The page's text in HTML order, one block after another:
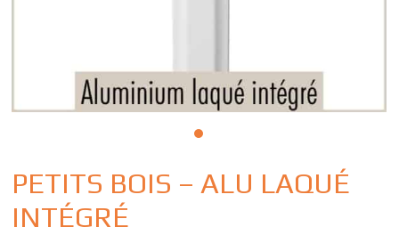
PETITS BOIS – ALU LAQUÉ
INTÉGRÉ